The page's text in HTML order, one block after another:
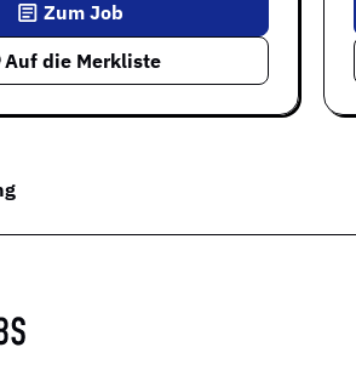
Auf die Merkliste
Zum Job